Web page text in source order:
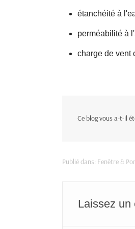
étanchéité à
perméabilité à
charge de vent
Ce blog vous a-t-il
Publié dans: Fenêtre &
Laissez un